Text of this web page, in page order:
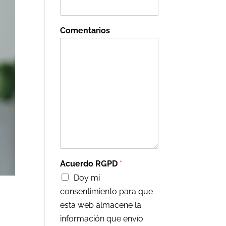
Comentarios
Acuerdo RGPD *
Doy mi
consentimiento para que
esta web almacene la
información que envío